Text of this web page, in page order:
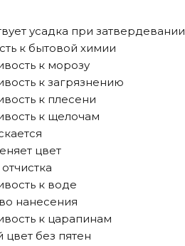
усадка при затвердевании
к бытовой химии
к морозу
к загрязнению
к плесени
к щелочам
цвет
к воде
нанесения
к царапинам
цвет без пятен